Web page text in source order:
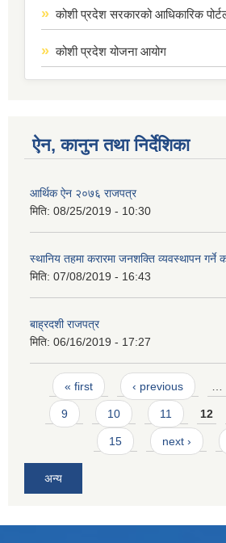
कोशी प्रदेश सरकारको आधिकारिक
कोशी प्रदेश योजना आयोग
ऐन, कानुन तथा निर्देशिका
आर्थिक ऐन २०७६ राजपत्र
मिति: 08/25/2019 - 10:30
स्थानिय तहमा करारमा जनशक्ति व्यवस्थापन गर्ने
मिति: 07/08/2019 - 16:43
बाह्रदशी राजपत्र
मिति: 06/16/2019 - 17:27
Pages
« first ‹ previous
9 10 11 12
15 next ›
अन्य